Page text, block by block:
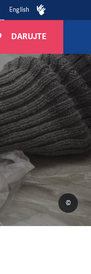
English
DARUJTE
©